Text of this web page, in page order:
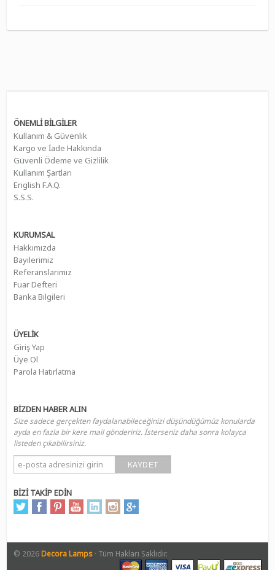
ÖNEMLİ BİLGİLER
Kullanım & Güvenlik
Kargo ve İade Hakkında
Güvenli Ödeme ve Gizlilik
Kullanım Şartları
English F.A.Q.
S.S.S.
KURUMSAL
Hakkımızda
Bayilerimiz
Referanslarımız
Fuar Defteri
Banka Bilgileri
ÜYELİK
Giriş Yap
Üye Ol
Parola Hatırlatma
BİZDEN HABER ALIN
Size sadece gerçekten faydalanabileceğinizi düşündüğümüz konularda
ayda en fazla bir kere mail göndeririz. İsterseniz daha sonra kolayca
listeden çıkabilirsiniz.
KAYDET
BİZİ TAKİP EDİN
© 2026Decora Lamps· Tüm Hakları Saklıdır.